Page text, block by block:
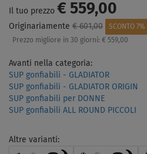
Il tuo prezzo € 559,00
Originariamente € 601,00
SCONTO 7%
Prezzo migliore in 30 giorni: € 559,00
Avanti nella categoria:
SUP gonfiabili - GLADIATOR
SUP gonfiabili - GLADIATOR ORIGIN
SUP gonfiabili per DONNE
SUP gonfiabili ALL ROUND PICCOLI
Altre varianti: